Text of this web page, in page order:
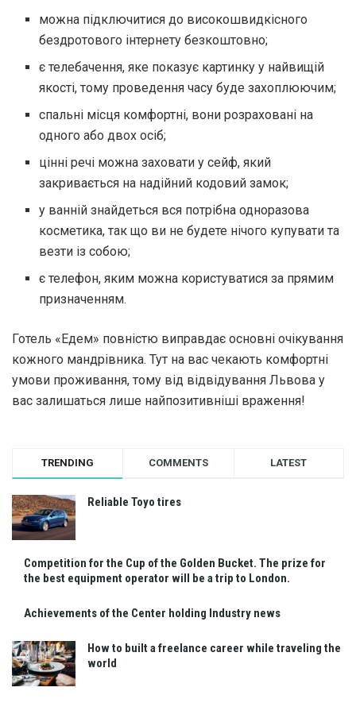
можна підключитися до високошвидкісного
бездротового інтернету безкоштовно;
є телебачення, яке показує картинку у найвищій
якості, тому проведення часу буде захоплюючим;
спальні місця комфортні, вони розраховані на
одного або двох осіб;
цінні речі можна заховати у сейф, який
закривається на надійний кодовий замок;
у ванній знайдеться вся потрібна одноразова
косметика, так що ви не будете нічого купувати та
везти із собою;
є телефон, яким можна користуватися за прямим
призначенням.
Готель «Едем» повністю виправдає основні очікування
кожного мандрівника. Тут на вас чекають комфортні
умови проживання, тому від відвідування Львова у
вас залишаться лише найпозитивніші враження!
TRENDING COMMENTS LATEST
Reliable Toyo tires
Competition for the Cup of the Golden Bucket. The prize for
the best equipment operator will be a trip to London.
Achievements of the Center holding Industry news
How to built a freelance career while traveling the
world